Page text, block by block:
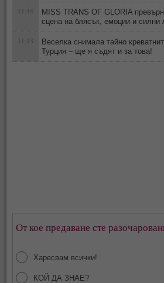
11:44
MISS TRANS OF GLORIA
сцена на блясък, емоции и силни
11:13
Веселка снимала тайно
Турция – ще я съдят и за това!
От кое предаване сте
Харесвам всички!
КОЙ ДА ЗНАЕ?